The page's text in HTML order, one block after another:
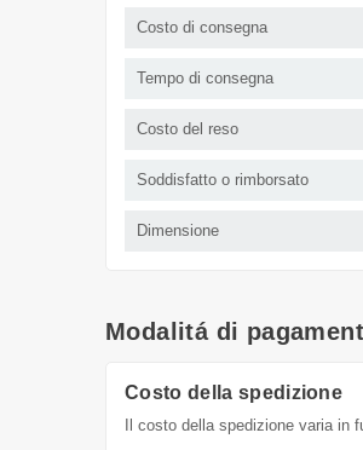
Costo di consegna
Tempo di consegna
Costo del reso
Soddisfatto o rimborsato
Dimensione
Modalitá di
Costo della spedizione
Il costo della spedizione varia in